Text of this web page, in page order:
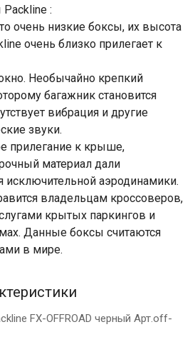
:
очень низкие боксы, их высота
очень близко прилегает к
Необычайно крепкий
багажник становится
вибрация и другие
звуки.
прилегание к крыше,
материал дали
исключительной аэродинамики.
владельцам кроссоверов,
крытых паркингов и
Данные боксы считаются
в мире.
FX-OFFROAD черный Арт.off-